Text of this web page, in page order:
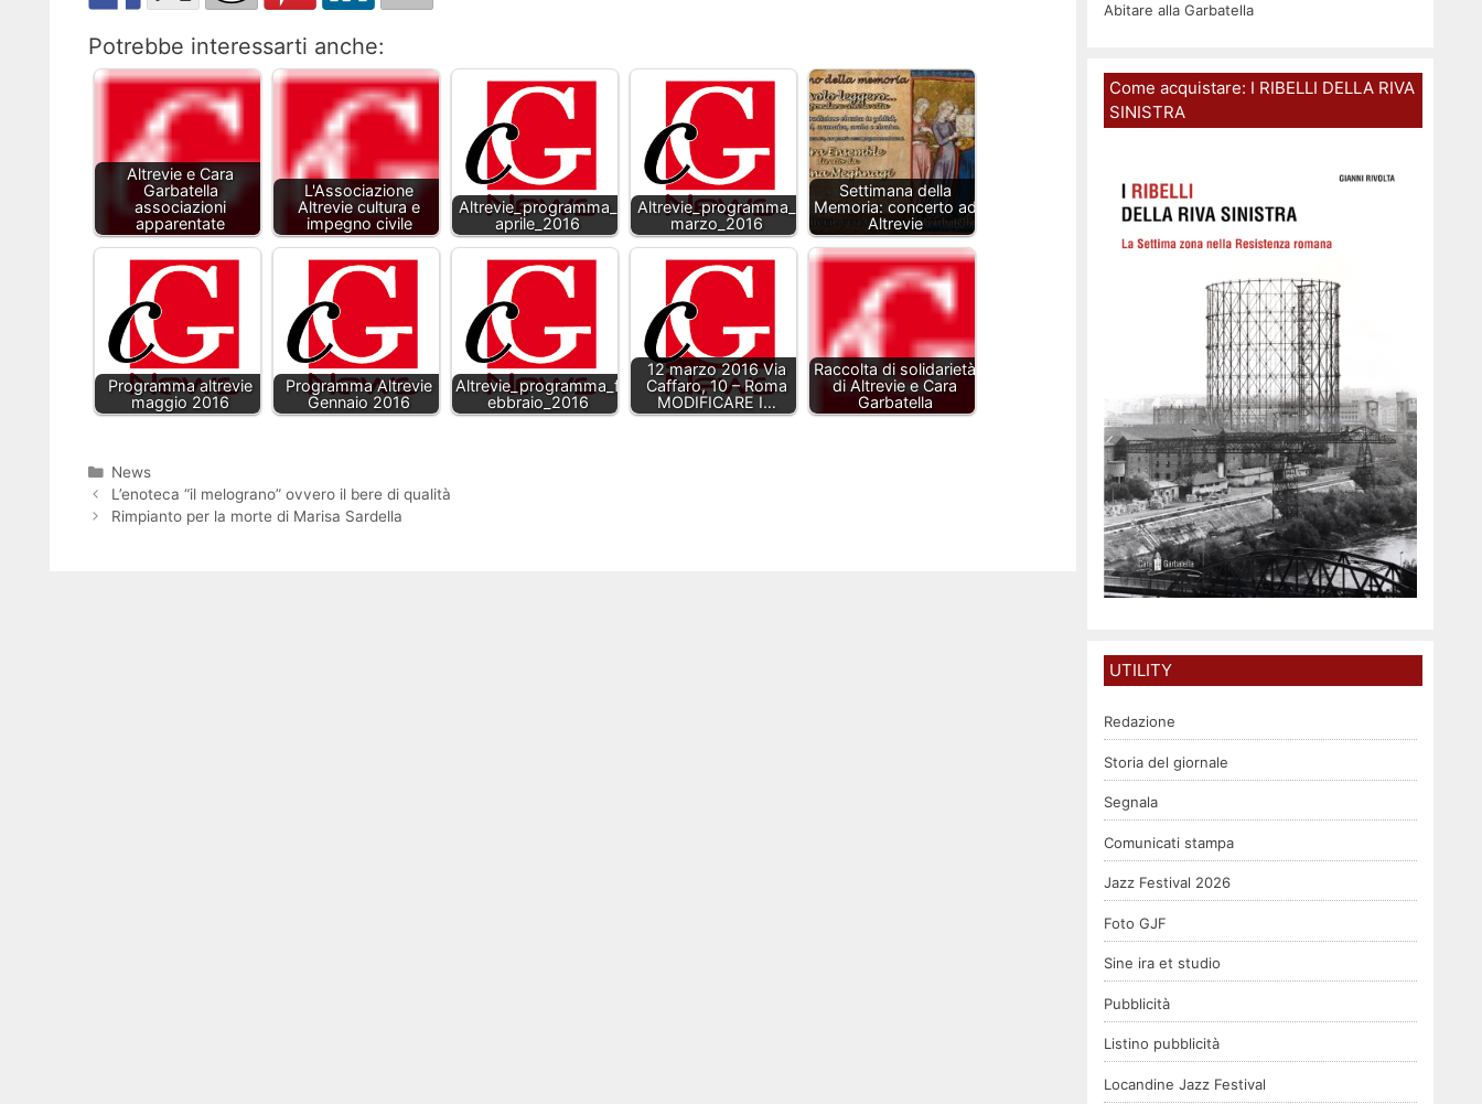
Potrebbe interessarti anche:
Altrevie e Cara
Garbatella
associazioni
apparentate
L'Associazione
Altrevie cultura e
impegno civile
Altrevie_programma_
aprile_2016
Altrevie_programma_
marzo_2016
Settimana della
Memoria: concerto ad
Altrevie
Programma altrevie
maggio 2016
Programma Altrevie
Gennaio 2016
Altrevie_programma_f
ebbraio_2016
12 marzo 2016 Via
Caffaro, 10 – Roma
MODIFICARE I…
Raccolta di solidarietà
di Altrevie e Cara
Garbatella
Categorie
News
L’enoteca “il melograno” ovvero il bere di qualità
Rimpianto per la morte di Marisa Sardella
Abitare alla Garbatella
Come acquistare: I RIBELLI DELLA RIVA
SINISTRA
UTILITY
Redazione
Storia del giornale
Segnala
Comunicati stampa
Jazz Festival 2026
Foto GJF
Sine ira et studio
Pubblicità
Listino pubblicità
Locandine Jazz Festival